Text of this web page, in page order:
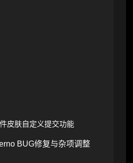
皮肤自定义提交功能